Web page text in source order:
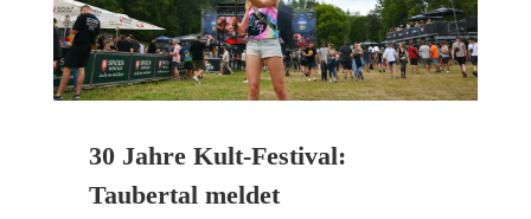
30 Jahre Kult-Festival:
Taubertal meldet